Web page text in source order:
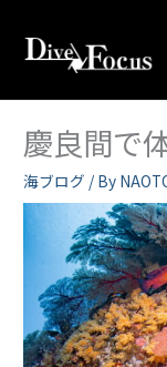
ス
慶良間で
海ブログ / By